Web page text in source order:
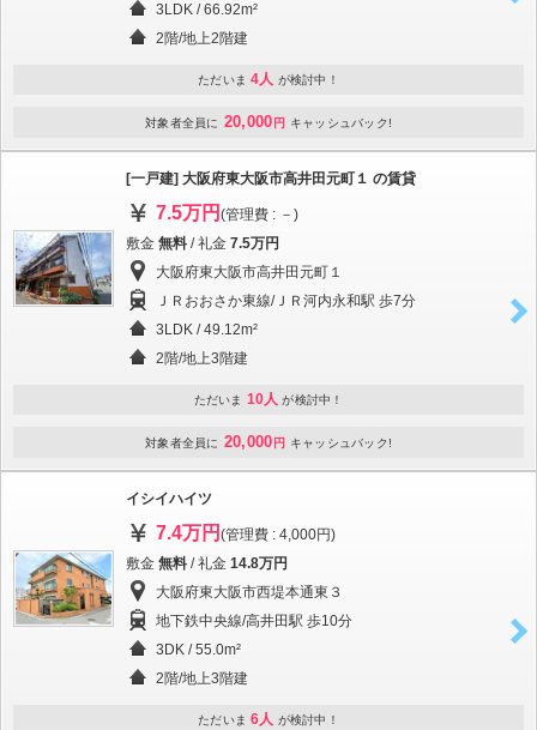
3LDK / 66.92m²
2階/地上2階建
ただいま 4人 が検討中！
対象者全員に 20,000 円 キャッシュバック!
[一戸建] 大阪府東大阪市高井田元町１ の賃貸
7.5万円 (管理費 : －)
敷金 無料 / 礼金 7.5万円
大阪府東大阪市高井田元町１
ＪＲおおさか東線/ＪＲ河内永和駅 歩7分
3LDK / 49.12m²
2階/地上3階建
ただいま 10人 が検討中！
対象者全員に 20,000 円 キャッシュバック!
イシイハイツ
7.4万円 (管理費 : 4,000円)
敷金 無料 / 礼金 14.8万円
大阪府東大阪市西堤本通東３
地下鉄中央線/高井田駅 歩10分
3DK / 55.0m²
2階/地上3階建
ただいま 6人 が検討中！